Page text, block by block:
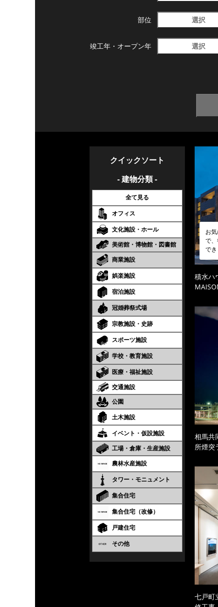
部位 選択
竣工年・ オープン年 選択
クイックソート
- 建物分類 -
全て見る
オフィス
文化施設・ホール
美術館・博物館・図書館
商業施設
娯楽施設
宿泊施設
冠婚葬祭式場
宗教施設・史跡
スポーツ施設
学校・教育施設
医療・福祉施設
交通施設
公園
土木施設
イベント・仮設施設
工場・倉庫・生産施設
農林水産施設
タワー・モニュメント
集合住宅
集合住宅（改修）
戸建住宅
その他
お
で
で
積水
相馬共
所煙突
七戸町